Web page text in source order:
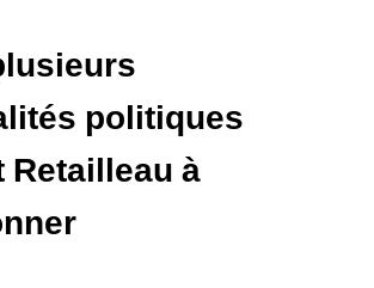
politiques
à